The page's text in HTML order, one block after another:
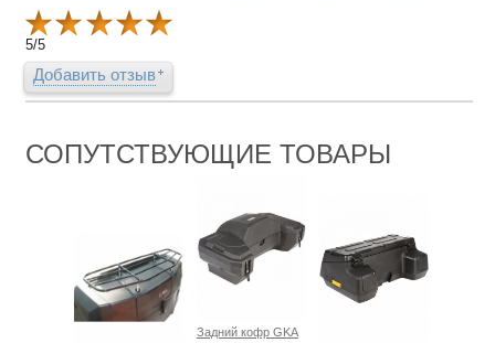
5/5
Добавить отзыв
СОПУТСТВУЮЩИЕ ТОВАРЫ
Задний кофр GKA